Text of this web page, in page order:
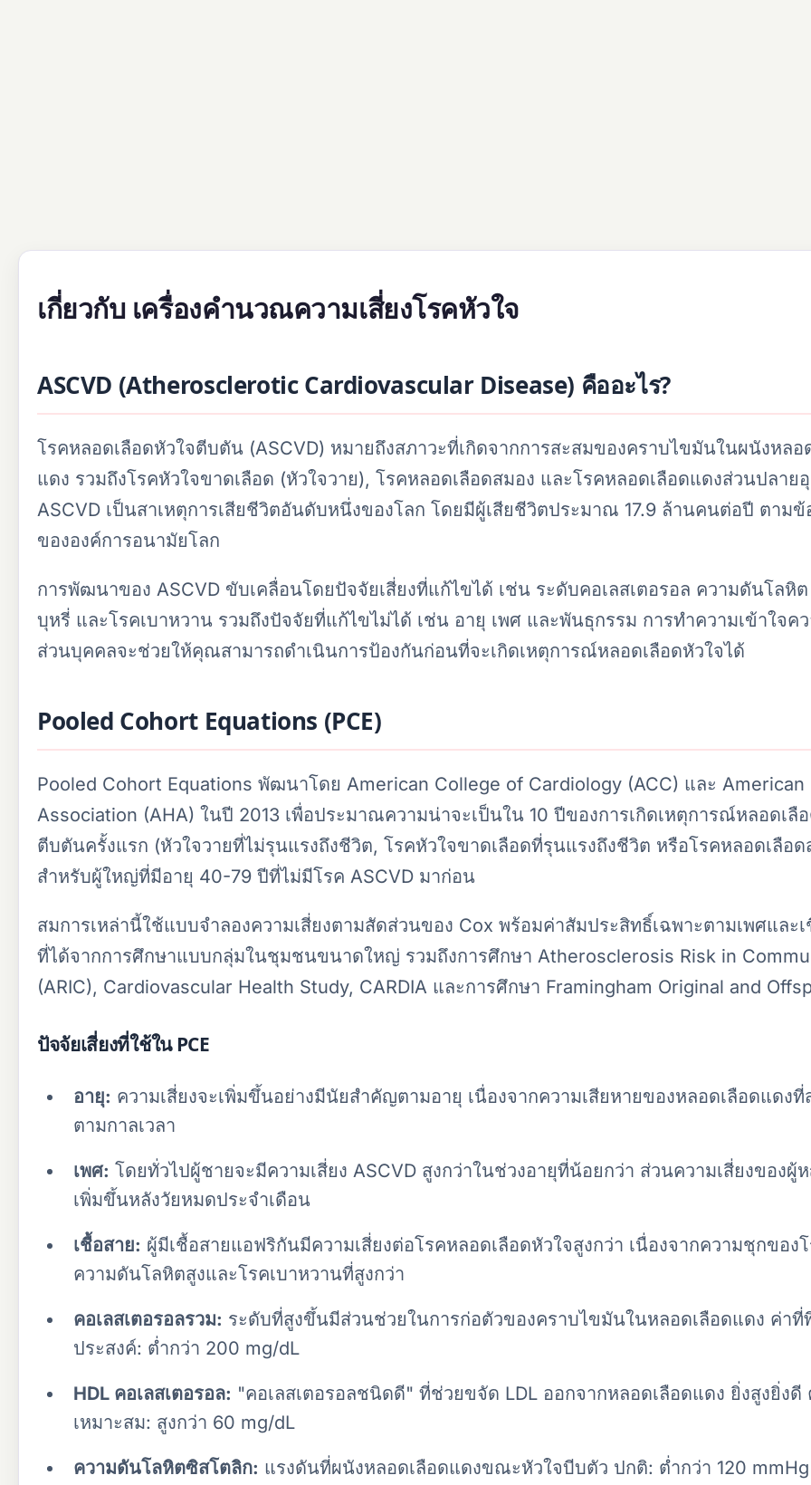
เกี่ยวกับ เครื่องคำนวณความเสี่ยงโรคหัวใจ
ASCVD (Atherosclerotic Cardiovascular Disease) คืออะไร?
โรคหลอดเลือดหัวใจตีบตัน (ASCVD) หมายถึงสภาวะที่เกิดจากการสะสมของคราบไขมันในผนังหลอ
แดง รวมถึงโรคหัวใจขาดเลือด (หัวใจวาย), โรคหลอดเลือดสมอง และโรคหลอดเลือดแดงส่วนปลาย
ASCVD เป็นสาเหตุการเสียชีวิตอันดับหนึ่งของโลก โดยมีผู้เสียชีวิตประมาณ 17.9 ล้านคนต่อปี ตามข้
ขององค์การอนามัยโลก
การพัฒนาของ ASCVD ขับเคลื่อนโดยปัจจัยเสี่ยงที่แก้ไขได้ เช่น ระดับคอเลสเตอรอล ความดันโลหิ
บุหรี่ และโรคเบาหวาน รวมถึงปัจจัยที่แก้ไขไม่ได้ เช่น อายุ เพศ และพันธุกรรม การทำความเข้าใจคว
ส่วนบุคคลจะช่วยให้คุณสามารถดำเนินการป้องกันก่อนที่จะเกิดเหตุการณ์หลอดเลือดหัวใจได้
Pooled Cohort Equations (PCE)
Pooled Cohort Equations พัฒนาโดย American College of Cardiology (ACC) และ American
Association (AHA) ในปี 2013 เพื่อประมาณความน่าจะเป็นใน 10 ปีของการเกิดเหตุการณ์หลอดเลื
ตีบตันครั้งแรก (หัวใจวายที่ไม่รุนแรงถึงชีวิต, โรคหัวใจขาดเลือดที่รุนแรงถึงชีวิต หรือโรคหลอดเลือด
สำหรับผู้ใหญ่ที่มีอายุ 40-79 ปีที่ไม่มีโรค ASCVD มาก่อน
สมการเหล่านี้ใช้แบบจำลองความเสี่ยงตามสัดส่วนของ Cox พร้อมค่าสัมประสิทธิ์เฉพาะตามเพศและ
ที่ได้จากการศึกษาแบบกลุ่มในชุมชนขนาดใหญ่ รวมถึงการศึกษา Atherosclerosis Risk in
(ARIC), Cardiovascular Health Study, CARDIA และการศึกษา Framingham Original and
ปัจจัยเสี่ยงที่ใช้ใน PCE
อายุ: ความเสี่ยงจะเพิ่มขึ้นอย่างมีนัยสำคัญตามอายุ เนื่องจากความเสียหายของหลอดเลือดแดงที่
ตามกาลเวลา
เพศ: โดยทั่วไปผู้ชายจะมีความเสี่ยง ASCVD สูงกว่าในช่วงอายุที่น้อยกว่า ส่วนความเสี่ยงของผู้
เพิ่มขึ้นหลังวัยหมดประจำเดือน
เชื้อสาย: ผู้มีเชื้อสายแอฟริกันมีความเสี่ยงต่อโรคหลอดเลือดหัวใจสูงกว่า เนื่องจากความชุกของ
ความดันโลหิตสูงและโรคเบาหวานที่สูงกว่า
คอเลสเตอรอลรวม: ระดับที่สูงขึ้นมีส่วนช่วยในการก่อตัวของคราบไขมันในหลอดเลือดแดง ค่าที่
ประสงค์: ต่ำกว่า 200 mg/dL
HDL คอเลสเตอรอล: "คอเลสเตอรอลชนิดดี" ที่ช่วยขจัด LDL ออกจากหลอดเลือดแดง ยิ่งสูงยิ่งดี
เหมาะสม: สูงกว่า 60 mg/dL
ความดันโลหิตซิสโตลิก: แรงดันที่ผนังหลอดเลือดแดงขณะหัวใจบีบตัว ปกติ: ต่ำกว่า 120 mmHg